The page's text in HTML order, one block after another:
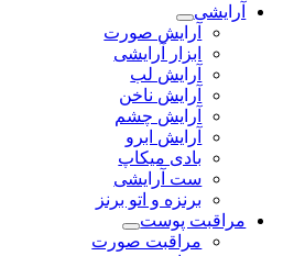
آرایشی
آرایش صورت
ابزار آرایشی
آرایش لب
آرایش ناخن
آرایش چشم
آرایش ابرو
بادی میکاپ
ست آرایشی
برنزه و اتو برنز
مراقبت پوست
مراقبت صورت